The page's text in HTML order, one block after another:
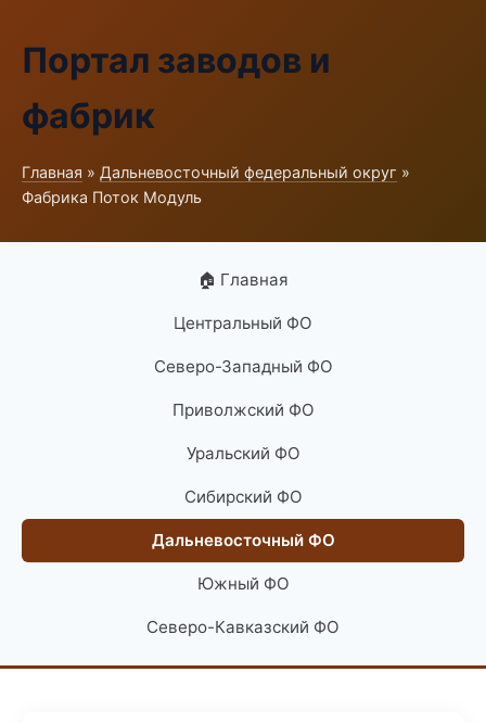
Портал заводов и
фабрик
Главная » Дальневосточный федеральный округ »
Фабрика Поток Модуль
🏠 Главная
Центральный ФО
Северо-Западный ФО
Приволжский ФО
Уральский ФО
Сибирский ФО
Дальневосточный ФО
Южный ФО
Северо-Кавказский ФО